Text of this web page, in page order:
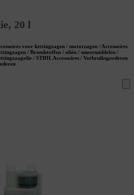
20 l
voor kettingzagen / motorzagen / Accessoires
/ Brandstoffen / oliën / smeermiddelen /
/ STIHL Accessoires / Verbruiksgoederen